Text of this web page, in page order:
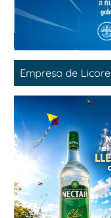
Empresa de